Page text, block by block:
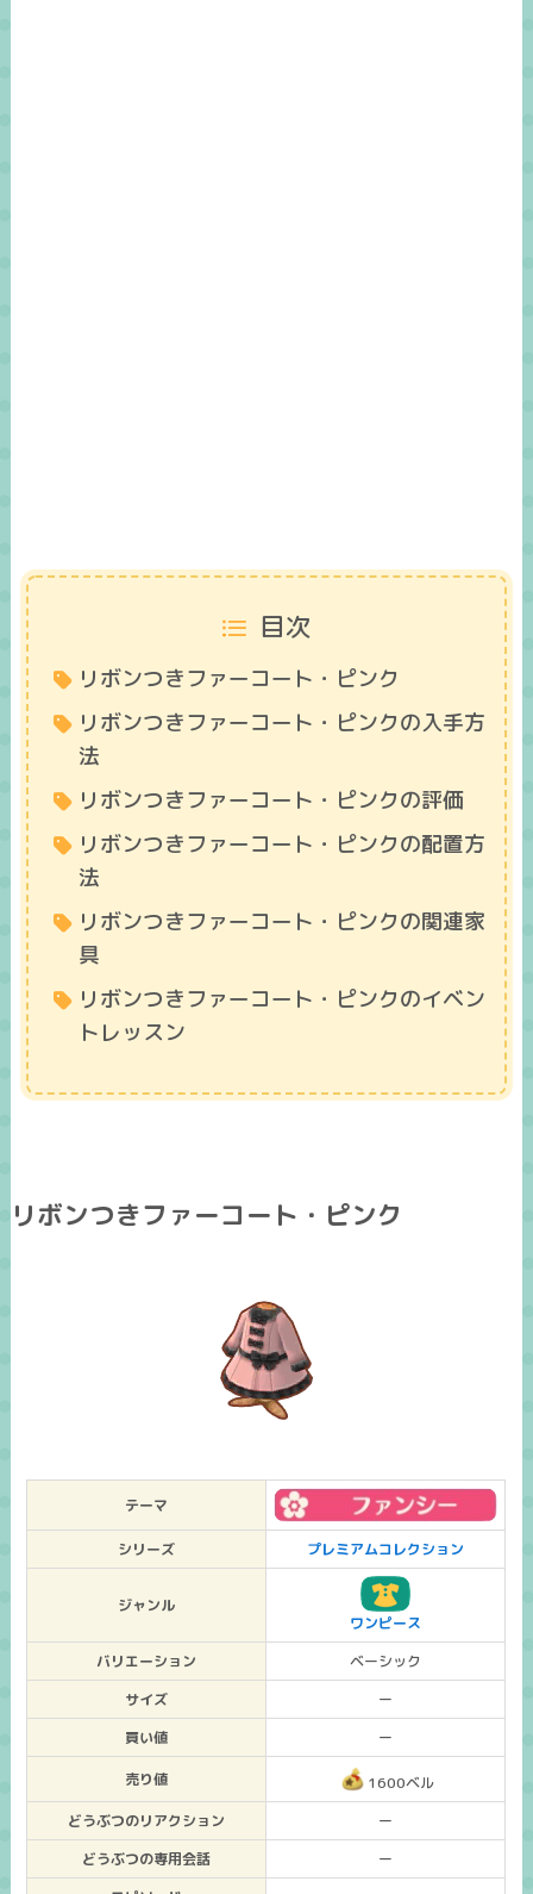
目次
リボンつきファーコート・ピンク
リボンつきファーコート・ピンクの入手方
法
リボンつきファーコート・ピンクの評価
リボンつきファーコート・ピンクの配置方
法
リボンつきファーコート・ピンクの関連家
具
リボンつきファーコート・ピンクのイベン
トレッスン
リボンつきファーコート・ピンク
テーマ
シリーズ プレミアムコレクション
ジャンル
ワンピース
バリエーション
ベーシック
サイズ
ー
買い値
ー
売り値
1600ベル
どうぶつのリアクション
ー
どうぶつの専用会話
ー